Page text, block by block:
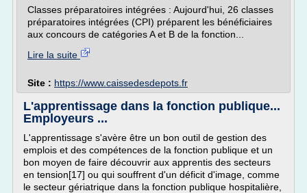
Classes préparatoires intégrées : Aujourd'hui, 26 classes
préparatoires intégrées (CPI) préparent les bénéficiaires
aux concours de catégories A et B de la fonction...
Lire la suite
Site : https://www.caissedesdepots.fr
L'apprentissage dans la fonction publique...
Employeurs ...
L'apprentissage s'avère être un bon outil de gestion des
emplois et des compétences de la fonction publique et un
bon moyen de faire découvrir aux apprentis des secteurs
en tension[17] ou qui souffrent d'un déficit d'image, comme
le secteur gériatrique dans la fonction publique hospitalière,